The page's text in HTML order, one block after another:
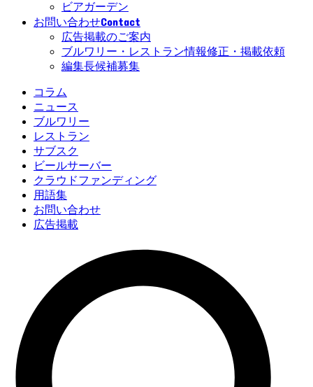
ビアガーデン
お問い合わせContact
広告掲載のご案内
ブルワリー・レストラン情報修正・掲載依頼
編集長候補募集
コラム
ニュース
ブルワリー
レストラン
サブスク
ビールサーバー
クラウドファンディング
用語集
お問い合わせ
広告掲載